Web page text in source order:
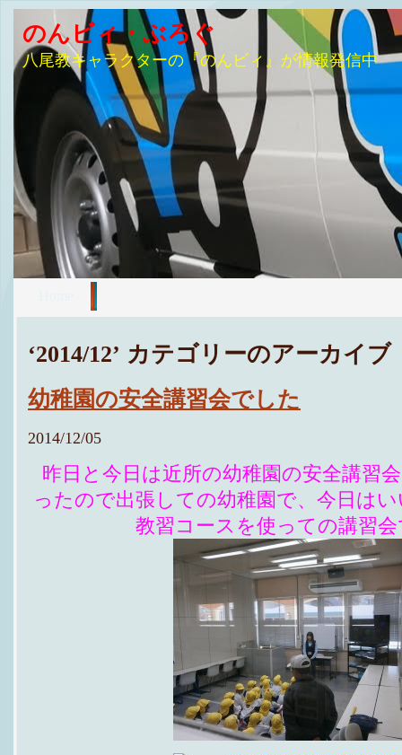
のんビィ・ぶろぐ
八尾教キャラクターの『のんビィ』が情報発信中
‘2014/12’ カテゴリーのアーカイブ
幼稚園の安全講習会でした
2014/12/05
昨日と今日は近所の幼稚園の安全講習
ったので出張しての幼稚園で、今日は
教習コースを使っての講習